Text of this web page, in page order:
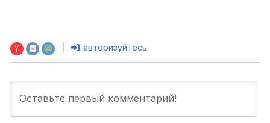
авторизуйтесь